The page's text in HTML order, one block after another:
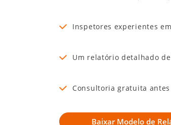
Inspetores experientes
Um relatório detalhado
Consultoria gratuita